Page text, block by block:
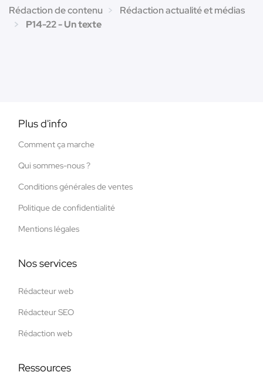
Rédaction de contenu
Rédaction actualité et médias
P14-22 - Un texte
Plus d'info
Comment ça marche
Qui sommes-nous ?
Conditions générales de ventes
Politique de confidentialité
Mentions légales
Nos services
Rédacteur web
Rédacteur SEO
Rédaction web
Ressources